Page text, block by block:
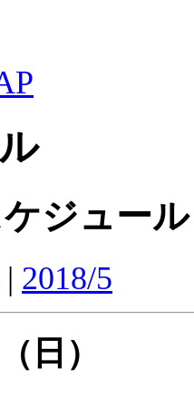
ケジュール
2018/5
日）